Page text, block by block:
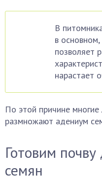
В
в
позволяет
нарастает
По этой причине
размножают адениум
Готовим
семян